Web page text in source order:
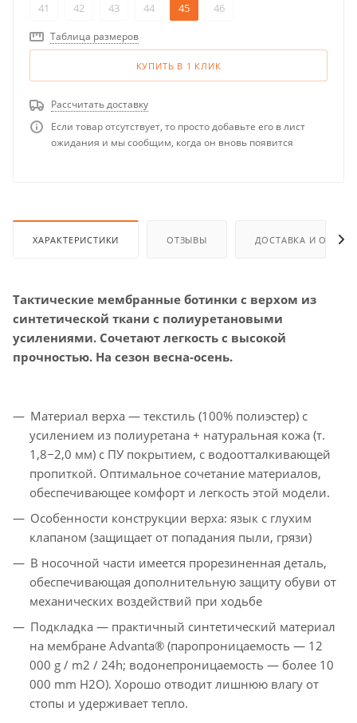
41
42 43 44 45 46
Таблица размеров
КУПИТЬ В 1 КЛИК
Рассчитать доставку
Если товар отсутствует, то просто добавьте его в лист
ожидания и мы сообщим, когда он вновь появится
ХАРАКТЕРИСТИКИ ОТЗЫВЫ ДОСТАВКА И
Тактические мембранные ботинки с верхом из
синтетической ткани с полиуретановыми
усилениями. Сочетают легкость с высокой
прочностью. На сезон весна-осень.
Материал верха — текстиль (100% полиэстер) с
усилением из полиуретана + натуральная кожа (т.
1,8−2,0 мм) с ПУ покрытием, с водоотталкивающей
пропиткой. Оптимальное сочетание материалов,
обеспечивающее комфорт и легкость этой модели.
Особенности конструкции верха: язык с глухим
клапаном (защищает от попадания пыли, грязи)
В носочной части имеется прорезиненная деталь,
обеспечивающая дополнительную защиту обуви от
механических воздействий при ходьбе
Подкладка — практичный синтетический материал
на мембране Advanta® (паропроницаемость — 12
000 g / m2 / 24h; водонепроницаемость — более 10
000 mm H2O). Хорошо отводит лишнюю влагу от
стопы и удерживает тепло.